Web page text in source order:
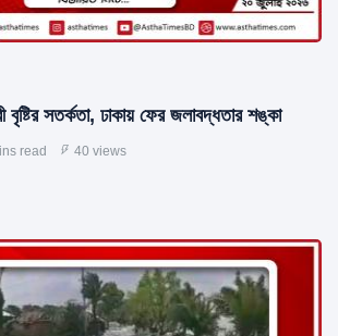
বৃষ্টির সতর্কতা, ঢাকায় ফের জলাবদ্ধতার শঙ্কা
read 40 views